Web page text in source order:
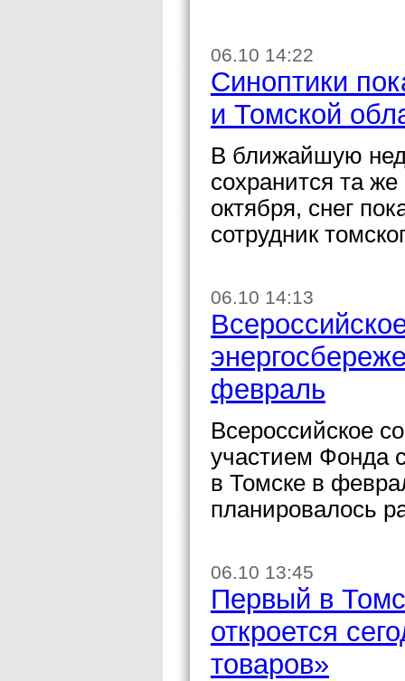
06.10 14:22
Синоптики
и Томской
В ближайшую
сохранится та
октября, снег
сотрудник
06.10 14:13
февраль
Всероссийское
участием Фонда
в Томске в
планировалось
06.10 13:45
Первый в
откроется
товаров»